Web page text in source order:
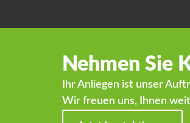
Nehmen Sie
Ihr Anliegen ist unser
Wir freuen uns, Ihnen